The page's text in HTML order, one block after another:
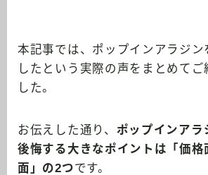
本記事では、ポップインアラジン
したという実際の声をまとめてご
した。
お伝えした通り、 ポップインアラ
後悔する大きなポイントは「価格
面」の2つです。